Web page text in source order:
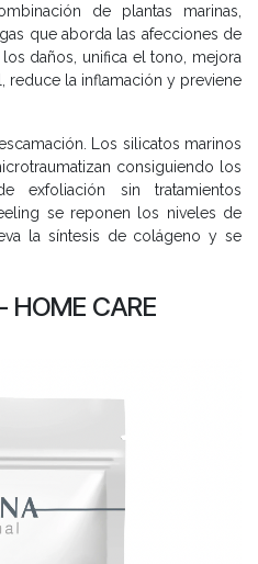
de plantas marinas,
que aborda las afecciones de
daños, unifica el tono, mejora
reduce la inflamación y previene
Los silicatos marinos
consiguiendo los
exfoliación sin tratamientos
se reponen los niveles de
la síntesis de colágeno y se
HOME CARE